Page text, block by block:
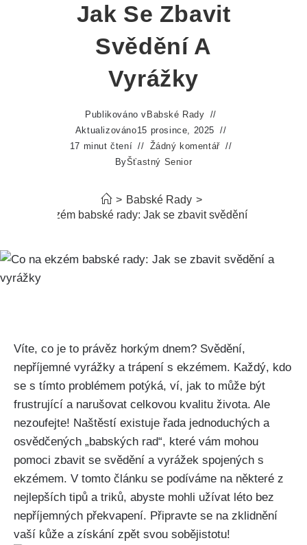
Jak Se Zbavit
Svědění A
Vyrážky
Publikováno v Babské Rady
Aktualizováno15 prosince, 2025
17 minut čtení
Žádný komentář
ByŠťastný Senior
> Babské Rady >
Co na ekzém babské rady: Jak se zbavit svědění a vyrážky
Víte, co je to právěz horkým dnem? Svědění,
⁤nepříjemné vyrážky a trápení s ekzémem. Každý, kdo
se s tímto problémem potýká, ví, jak to může být
frustrující a narušovat celkovou kvalitu života. Ale
nezoufejte! Naštěstí existuje ​řada jednoduchých a
osvědčených „babských rad“, které vám mohou
⁤pomoci zbavit se svědění a vyrážek spojených s
ekzémem. V tomto ⁣článku se podíváme‌ na některé z
nejlepších tipů a triků, abyste mohli užívat léto ⁤bez
nepříjemných překvapení. Připravte se na zklidnění
‌vaší⁢ kůže a‌ získání zpět svou sobějistotu!